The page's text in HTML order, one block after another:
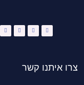
c
e
b
u
t
u
s
t
a
a
t
s
צרו איתנו קשר